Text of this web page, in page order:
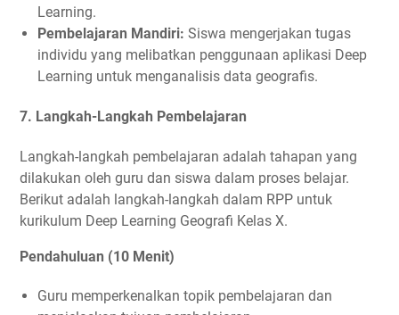
Learning.
Pembelajaran Mandiri: Siswa mengerjakan tugas
individu yang melibatkan penggunaan aplikasi Deep
Learning untuk menganalisis data geografis.
7. Langkah-Langkah Pembelajaran
Langkah-langkah pembelajaran adalah tahapan yang
dilakukan oleh guru dan siswa dalam proses belajar.
Berikut adalah langkah-langkah dalam RPP untuk
kurikulum Deep Learning Geografi Kelas X.
Pendahuluan (10 Menit)
Guru memperkenalkan topik pembelajaran dan